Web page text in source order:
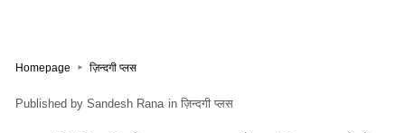
Homepage ज़िन्दगी प्लस
Sandesh Rana in ज़िन्दगी प्लस